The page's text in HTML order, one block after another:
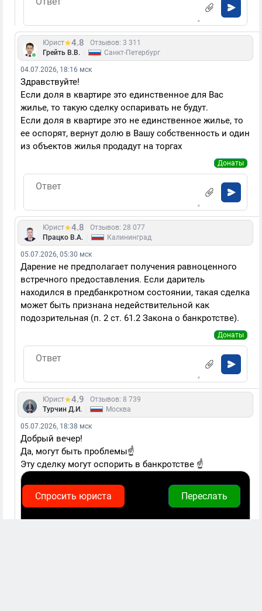
Юрист 4.8
Отзывов: 3 311
Грейть В.В.
Санкт-Петербург
04.07.2026, 18:16 мск
Здравствуйте!
Если доля в квартире это единственное для Вас
жилье, то такую сделку оспаривать не будут.
Если доля в квартире это не единственное жилье, то
ее оспорят, вернут долю в Вашу собственность и один
из объектов жилья продадут на торгах
Донаты
Юрист 4.8
Отзывов: 28 077
Працко В.А.
Калининград
05.07.2026, 05:30 мск
Дарение не предполагает получения равноценного
встречного предоставления. Если даритель
находился в предбанкротном состоянии, такая сделка
может быть признана недействительной как
подозрительная (п. 2 ст. 61.2 Закона о банкротстве).
Донаты
Юрист 4.9
Отзывов: 8 739
Турчин Д.И.
Москва
05.07.2026, 18:38 мск
Добрый вечер!
Да, могут быть проблемы☝️
Эту сделку могут оспорить в банкротстве ☝️
Спросить юриста Переслать